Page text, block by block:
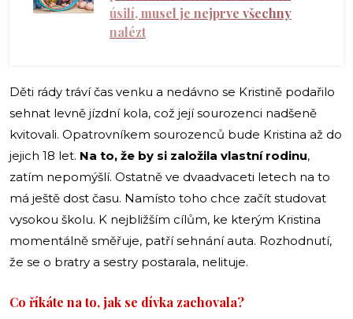
úsilí, musel je nejprve všechny
nalézt
Děti rády tráví čas venku a nedávno se Kristině podařilo
sehnat levně jízdní kola, což její sourozenci nadšeně
kvitovali. Opatrovníkem sourozenců bude Kristina až do
jejich 18 let. Na to, že by si založila vlastní rodinu,
zatím nepomýšlí. Ostatně ve dvaadvaceti letech na to
má ještě dost času. Namísto toho chce začít studovat
vysokou školu. K nejbližším cílům, ke kterým Kristina
momentálně směřuje, patří sehnání auta. Rozhodnutí,
že se o bratry a sestry postarala, nelituje.
Co říkáte na to, jak se dívka zachovala?